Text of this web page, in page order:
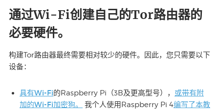
通过Wi-Fi创建自己的Tor路由器的
必要硬件。
构建Tor路由器最终需要相对较少的硬件。因此，您只需要以下
设备：
具有Wi-Fi的Raspberry Pi（3B及更高型号）， 或带有附
加的Wi-Fi加密狗。
我个人使用Raspberry Pi 4编写了本教